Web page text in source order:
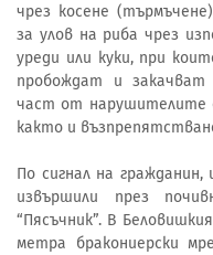
чрез косене
за улов на риба чрез
уреди или куки, при
пробождат и закачват
част от нарушителите
както и
По сигнал на
извършили през
“Пясъчник”. В
метра бракониерски